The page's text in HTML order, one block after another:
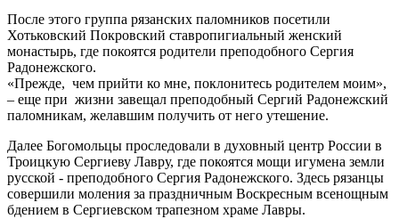
После этого группа рязанских паломников посетили
Хотьковский Покровский ставропигиальный женский
монастырь, где покоятся родители преподобного Сергия
Радонежского.
«Прежде, чем прийти ко мне, поклонитесь родителем моим»,
– еще при жизни завещал преподобный Сергий Радонежский
паломникам, желавшим получить от него утешение.
Далее Богомольцы проследовали в духовный центр России в
Троицкую Сергиеву Лавру, где покоятся мощи игумена земли
русской - преподобного Сергия Радонежского. Здесь рязанцы
совершили моления за праздничным Воскресным всенощным
бдением в Сергиевском трапезном храме Лавры.